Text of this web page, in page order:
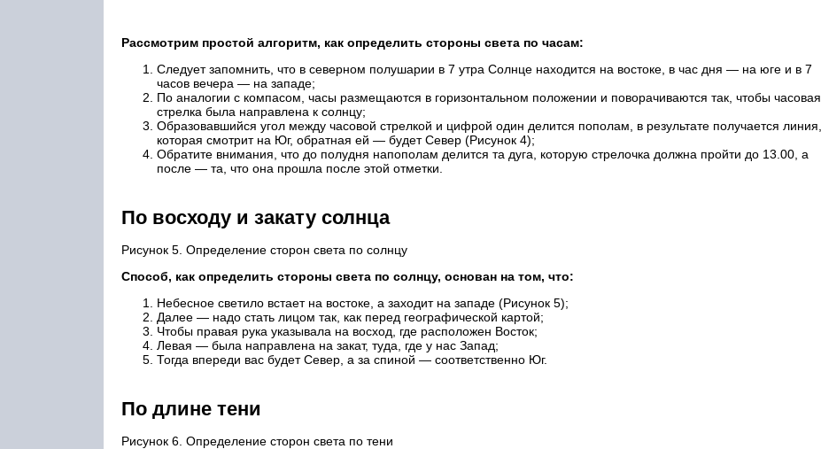
Рассмотрим простой алгоритм, как определить стороны света по часам:
Следует запомнить, что в северном полушарии в 7 утра Солнце находится на востоке, в час дня — на юге и в 7
часов вечера — на западе;
По аналогии с компасом, часы размещаются в горизонтальном положении и поворачиваются так, чтобы часовая
стрелка была направлена к солнцу;
Образовавшийся угол между часовой стрелкой и цифрой один делится пополам, в результате получается линия,
которая смотрит на Юг, обратная ей — будет Север (Рисунок 4);
Обратите внимания, что до полудня напополам делится та дуга, которую стрелочка должна пройти до 13.00, а
после — та, что она прошла после этой отметки.
По восходу и закату солнца
Рисунок 5. Определение сторон света по солнцу
Способ, как определить стороны света по солнцу, основан на том, что:
Небесное светило встает на востоке, а заходит на западе (Рисунок 5);
Далее — надо стать лицом так, как перед географической картой;
Чтобы правая рука указывала на восход, где расположен Восток;
Левая — была направлена на закат, туда, где у нас Запад;
Тогда впереди вас будет Север, а за спиной — соответственно Юг.
По длине тени
Рисунок 6. Определение сторон света по тени